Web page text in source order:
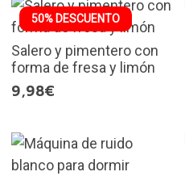
50% DESCUENTO
Salero y pimentero con
forma de fresa y limón
9,98€